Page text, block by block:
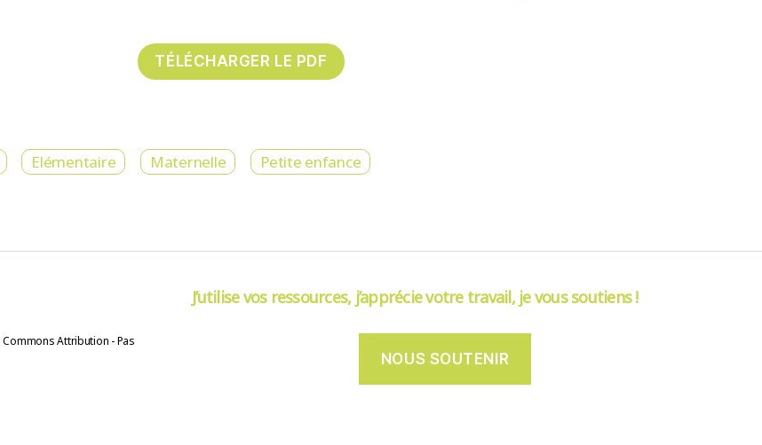
Elémentaire Maternelle Petite enfance
Attribution - Pas
J’utilise vos ressources, j’apprécie votre travail, je vous soutiens !
NOUS SOUTENIR